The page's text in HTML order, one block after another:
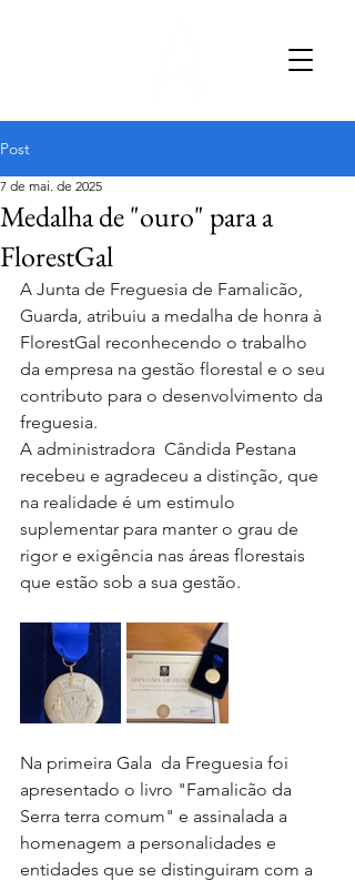
Post
Medalha de "ouro" para a
FlorestGal
7 de mai. de 2025
A Junta de Freguesia de Famalicão,
Guarda, atribuiu a medalha de honra à
FlorestGal reconhecendo o trabalho
da empresa na gestão florestal e o seu
contributo para o desenvolvimento da
freguesia.
A administradora  Cândida Pestana
recebeu e agradeceu a distinção, que
na realidade é um estimulo
suplementar para manter o grau de
rigor e exigência nas áreas florestais
que estão sob a sua gestão.
Na primeira Gala  da Freguesia foi
apresentado o livro "Famalicão da
Serra terra comum" e assinalada a
homenagem a personalidades e
entidades que se distinguiram com a